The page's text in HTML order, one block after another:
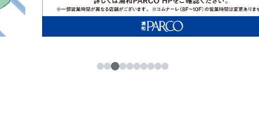
12345678910